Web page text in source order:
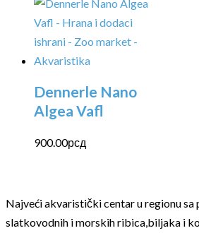
Dennerle Nano
Algea Vafl
900.00рсд
Najveći akvaristički centar u regionu sa
slatkovodnih i morskih ribica,biljaka i